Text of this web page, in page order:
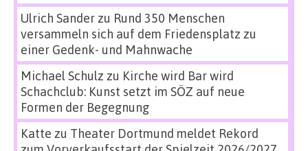
Ulrich Sanderzu Rund 350 Menschen
versammeln sich auf dem Friedensplatz zu
einer Gedenk- und Mahnwache
Michael Schulz zu Kirche wird Bar wird
Schachclub: Kunst setzt im SÖZ auf neue
Formen der Begegnung
Katte zu Theater Dortmund meldet Rekord